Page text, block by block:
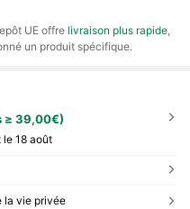
UE offre livraison plus rapide,
un produit spécifique.
≥ 39,00€)
le 18 août
la vie privée